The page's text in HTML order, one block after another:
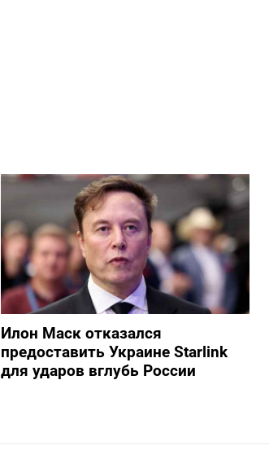
Илон Маск отказался
предоставить Украине Starlink
для ударов вглубь России